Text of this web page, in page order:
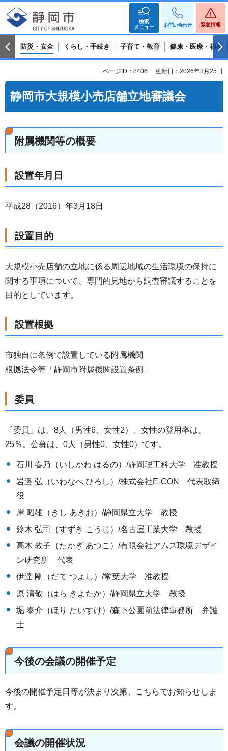
検索
メニュー
お問い合わせ 緊急情報
防災・安全 くらし・手続き 子育て・教育 健康・医療・福祉
ページID：8406 更新日：2026年3月25日
静岡市大規模小売店舗立地審議会
附属機関等の概要
設置年月日
平成28（2016）年3月18日
設置目的
大規模小売店舗の立地に係る周辺地域の生活環境の保持に
関する事項について、専門的見地から調査審議することを
目的としています。
設置根拠
市独自に条例で設置している附属機関
根拠法令等「静岡市附属機関設置条例」
委員
「委員」は、8人（男性6、女性2）。女性の登用率は、
25％。公募は、0人（男性0、女性0）です。
石川 春乃（いしかわ はるの）/静岡理工科大学 准教授
岩邉 弘（いわなべ ひろし）/株式会社E-CON 代表取締
役
岸 昭雄（きし あきお）/静岡県立大学 教授
鈴木 弘司（すずき こうじ）/名古屋工業大学 教授
高木 敦子（たかぎ あつこ）/有限会社アムズ環境デザイ
ン研究所 代表
伊達 剛（だて つよし）/常葉大学 准教授
原 清敬（はら きよたか）/静岡県立大学 教授
堀 泰介（ほり たいすけ）/森下公園前法律事務所 弁護
士
今後の会議の開催予定
今後の開催予定日等が決まり次第、こちらでお知らせしま
す。
会議の開催状況